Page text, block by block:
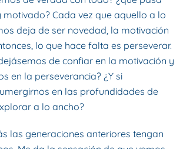
Cada vez que aquello a lo
deja de ser novedad, la motivación
lo que hace falta es perseverar.
de confiar en la motivación y
en la perseverancia? ¿Y si
en las profundidades de
a lo ancho?
las generaciones anteriores tengan